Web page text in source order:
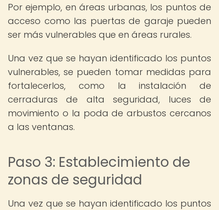
Por ejemplo, en áreas urbanas, los puntos de
acceso como las puertas de garaje pueden
ser más vulnerables que en áreas rurales.
Una vez que se hayan identificado los puntos
vulnerables, se pueden tomar medidas para
fortalecerlos, como la instalación de
cerraduras de alta seguridad, luces de
movimiento o la poda de arbustos cercanos
a las ventanas.
Paso 3: Establecimiento de
zonas de seguridad
Una vez que se hayan identificado los puntos